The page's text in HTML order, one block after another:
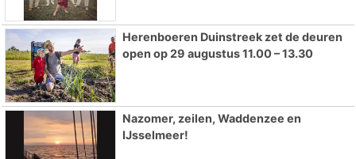
Herenboeren Duinstreek zet de deuren
open op 29 augustus 11.00 – 13.30
Nazomer, zeilen, Waddenzee en
IJsselmeer!